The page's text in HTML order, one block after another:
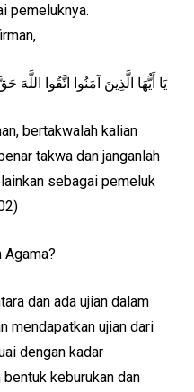
pemeluknya.
يَا أَيُّهَا الَّذِينَ آمَنُوا اتَّقُوا
bertakwalah kalian
takwa dan janganlah
sebagai pemeluk
dan ada ujian dalam
mendapatkan ujian dari
dengan kadar
keburukan dan